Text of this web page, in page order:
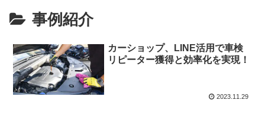
事例紹介
カーショップ、LINE活用で車検
リピーター獲得と効率化を実現！
2023.11.29